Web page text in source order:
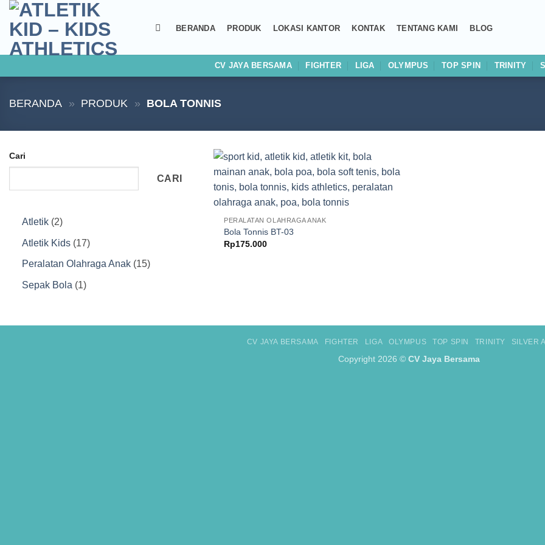
Skip
content
BERANDA PRODUK LOKASI KANTOR KONTAK TENTANG KAMI BLOG
CV JAYA BERSAMA FIGHTER LIGA OLYMPUS TOP SPIN TRINITY
BERANDA » PRODUK » BOLA TONNIS
Cari
CARI
Atletik 22
Atletik Kids 1717
Produk
Peralatan Olahraga Anak 1515
Sepak Bola 11
Add to
wishlist
PERALATAN OLAHRAGA ANAK
Bola Tonnis BT-03
Rp175.000
CV JAYA BERSAMA FIGHTER LIGA OLYMPUS TOP SPIN TRINITY SILVER
Copyright 2026 © CV Jaya Bersama